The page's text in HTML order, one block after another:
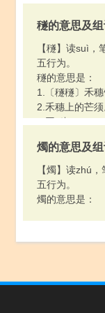
穟的意思及组
【穟】读suì，
五行为。
穟的意思是：
1.〔穟穟〕禾穗
2.禾穗上的芒须
3.同“穗”。
燭的意思及组
【燭】读zhú
五行为。
燭的意思是：